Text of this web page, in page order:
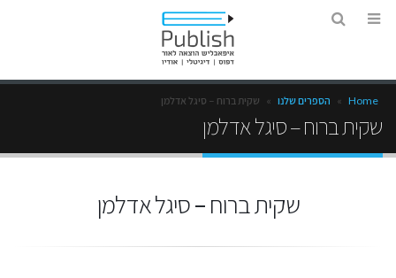
Home
» הספרים שלנו » שקית ברוח – סיגל אדלמן
שקית ברוח – סיגל אדלמן
שקית ברוח – סיגל אדלמן